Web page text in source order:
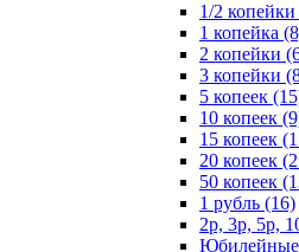
1/2
1 копейка
2 копейки
3 копейки
5 копеек
10 копеек
15 копеек
20 копеек
50 копеек
1 рубль (16)
2р, 3р, 5р,